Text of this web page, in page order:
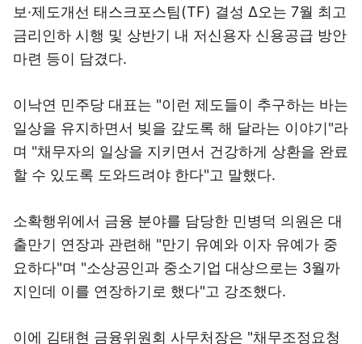
보·제도개선 태스크포스팀(TF) 결성 Δ오는 7월 최고
금리인하 시행 및 상반기 내 저신용자 신용공급 방안
마련 등이 담겼다.
이낙연 민주당 대표는 "이런 제도들이 추구하는 바는
일상을 유지하면서 빚을 갚도록 해 달라는 이야기"라
며 "채무자의 일상을 지키면서 건강하게 상환을 완료
할 수 있도록 도와드려야 한다"고 말했다.
소확행위에서 금융 분야를 담당한 민병덕 의원은 대
출만기 연장과 관련해 "만기 유예와 이자 유예가 중
요하다"며 "소상공인과 중소기업 대상으로는 3월까
지인데 이를 연장하기로 했다"고 강조했다.
이에 김태현 금융위원회 사무처장은 "채무조정요청